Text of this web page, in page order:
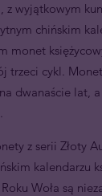
z wyjątkowym
chińskim
monet
trzeci cykl.
dwanaście lat,
z serii Złoty
kalendarzu
Woła są